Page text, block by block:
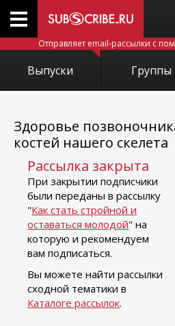
Отправляет email-рассылки с
Выпуски Группы
Здоровье
костей нашего скелета
Рассылка закрыта
При закрытии подписчики
были переданы в рассылку
"Как стать стройной и
оставаться молодой" на
которую и рекомендуем
вам подписаться.
Вы можете найти рассылки
сходной тематики в
Каталоге рассылок.